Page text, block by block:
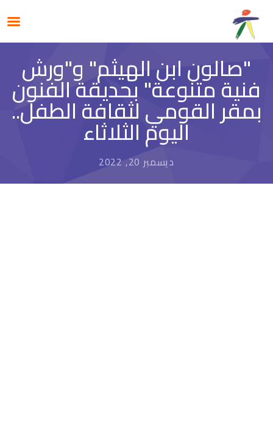
"صالون ابن الهيثم" و"ورش
فنية متنوعة" بحديقة الفنون
بمقر القومي لثقافة الطفل..
اليوم الثلاثاء
ديسمبر 20, 2022